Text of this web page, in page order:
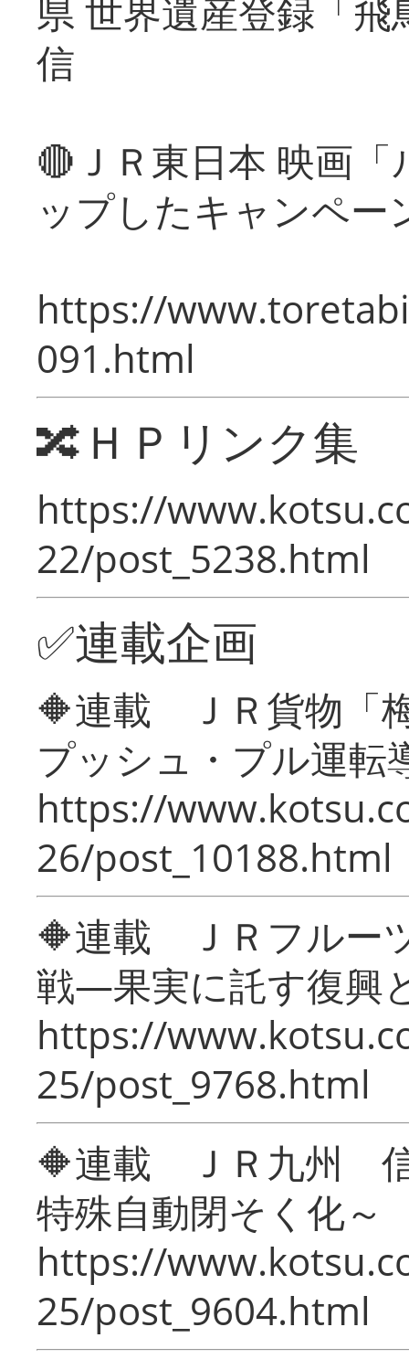
県 世界遺産登録「
信
🔴ＪＲ東日本 映画
ップしたキャンペー
https://
091.html
🔀ＨＰリンク集
https://
22/post_5238.html
✅連載企画
🔶連載 ＪＲ貨物「
プッシュ・プル運転
https://
26/post_10188.html
🔶連載 ＪＲフルー
戦―果実に託す復興
https://
25/post_9768.html
🔶連載 ＪＲ九州 信
特殊自動閉そく化～
https://
25/post_9604.html